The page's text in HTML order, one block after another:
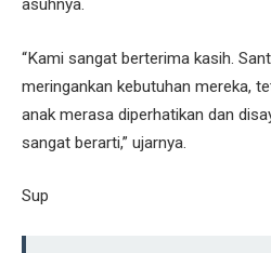
asuhnya.
“Kami sangat berterima kasih.
meringankan kebutuhan mereka,
anak merasa diperhatikan dan
sangat berarti,” ujarnya.
Sup